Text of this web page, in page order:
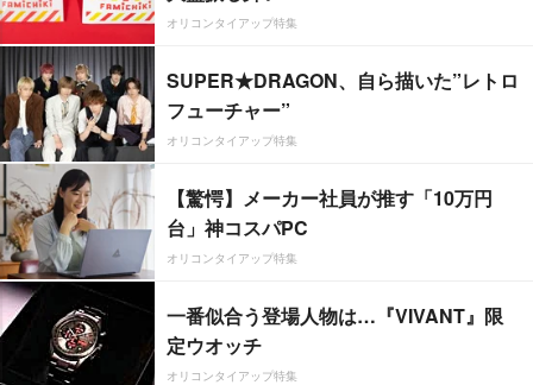
オリコンタイアップ特集
SUPER★DRAGON、自ら描いた”レトロ
フューチャー”
オリコンタイアップ特集
【驚愕】メーカー社員が推す「10万円
台」神コスパPC
オリコンタイアップ特集
一番似合う登場人物は…『VIVANT』限
定ウオッチ
オリコンタイアップ特集